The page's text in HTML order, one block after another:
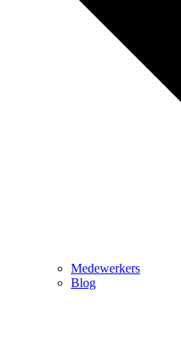
Medewerkers
Blog